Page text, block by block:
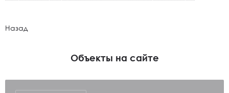
Назад
Объекты на сайте